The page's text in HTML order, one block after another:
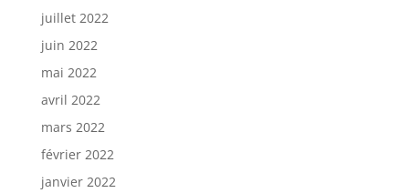
juillet 2022
juin 2022
mai 2022
avril 2022
mars 2022
février 2022
janvier 2022